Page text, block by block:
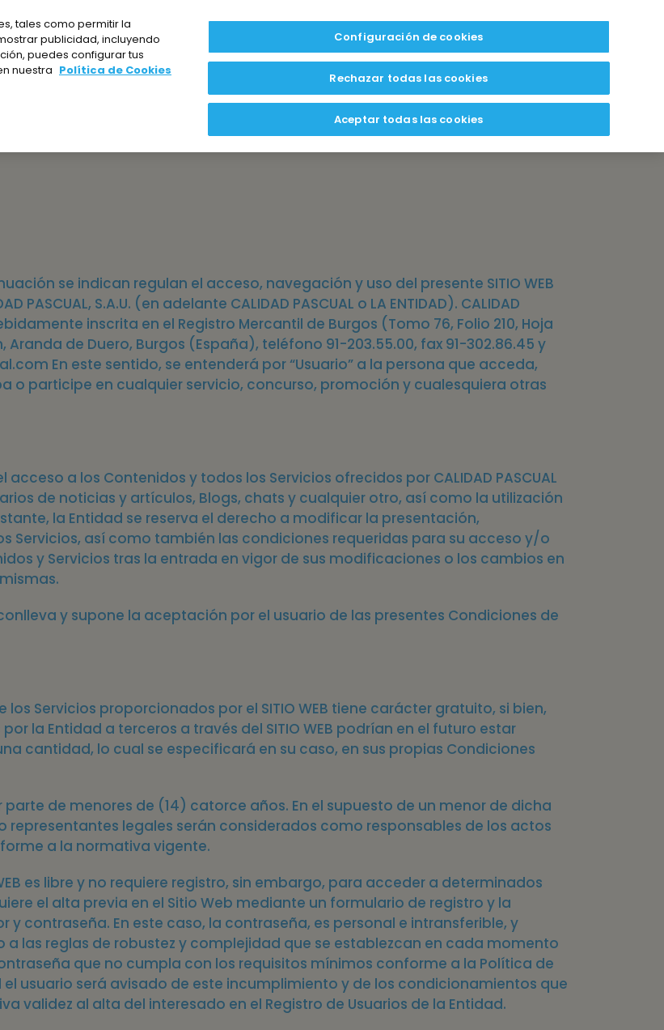
se indican regulan el acceso, navegación y uso del presente SITIO WEB
PASCUAL, S.A.U. (en adelante CALIDAD PASCUAL o LA ENTIDAD). CALIDAD
inscrita en el Registro Mercantil de Burgos (Tomo 76, Folio 210, Hoja
de Duero, Burgos (España), teléfono 91-203.55.00, fax 91-302.86.45 y
En este sentido, se entenderá por “Usuario” a la persona que acceda,
o participe en cualquier servicio, concurso, promoción y cualesquiera otras
acceso a los Contenidos y todos los Servicios ofrecidos por CALIDAD PASCUAL
de noticias y artículos, Blogs, chats y cualquier otro, así como la utilización
la Entidad se reserva el derecho a modificar la presentación,
Servicios, así como también las condiciones requeridas para su acceso y/o
y Servicios tras la entrada en vigor de sus modificaciones o los cambios en
conlleva y supone la aceptación por el usuario de las presentes Condiciones de
los Servicios proporcionados por el SITIO WEB tiene carácter gratuito, si bien,
la Entidad a terceros a través del SITIO WEB podrían en el futuro estar
cantidad, lo cual se especificará en su caso, en sus propias Condiciones
de menores de (14) catorce años. En el supuesto de un menor de dicha
representantes legales serán considerados como responsables de los actos
a la normativa vigente.
es libre y no requiere registro, sin embargo, para acceder a determinados
el alta previa en el Sitio Web mediante un formulario de registro y la
contraseña. En este caso, la contraseña, es personal e intransferible, y
a las reglas de robustez y complejidad que se establezcan en cada momento
que no cumpla con los requisitos mínimos conforme a la Política de
usuario será avisado de este incumplimiento y de los condicionamientos que
validez al alta del interesado en el Registro de Usuarios de la Entidad.
tales como permitir la
publicidad, incluyendo
puedes configurar tus
nuestra Política de Cookies
Configuración de cookies
Rechazar todas las cookies
Aceptar todas las cookies